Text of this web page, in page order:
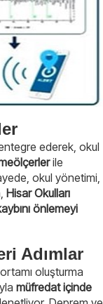
ederek, okul
ile
okul yönetimi,
Hisar Okulları
önlemeyi
Adımlar
oluşturma
müfredat içinde